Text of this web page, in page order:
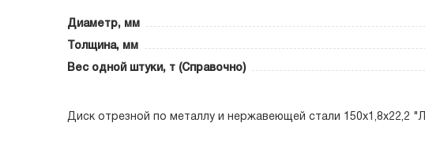
Диаметр, мм
Толщина, мм
Вес одной штуки, т (Справочно)
Диск отрезной по металлу и нержавеющей стали 150х1,8х22,2